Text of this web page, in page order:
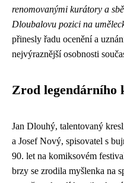
renomovanými kurátory a
Dloubalovu pozici na
přinesly řadu ocenění a
nejvýraznější osobnosti
Zrod legendárního
Jan Dlouhý, talentovaný
a Josef Nový, spisovatel s
90. let na komiksovém
brzy se zrodila myšlenka na